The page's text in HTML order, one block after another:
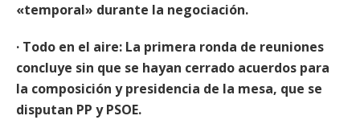
«temporal» durante la negociación.
· Todo en el aire: La primera ronda de reuniones
concluye sin que se hayan cerrado acuerdos para
la composición y presidencia de la mesa, que se
disputan PP y PSOE.